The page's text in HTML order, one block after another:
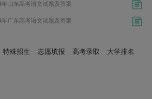
年山东高考语文试题及答案
年广东高考语文试题及答案
特殊招生 志愿填报 高考录取 大学排名